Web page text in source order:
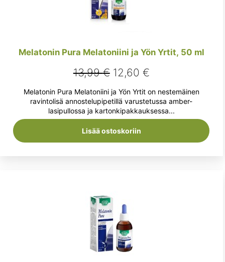
Melatonin Pura Melatoniini ja Yön Yrtit, 50 ml
13,99€ Alkuperäinen
hinta
oli:
13,99 €.
12,60 €Nykyinen
hinta
on:
12,60 €.
Melatonin Pura Melatoniini ja Yön Yrtit on nestemäinen
ravintolisä annostelupipetillä varustetussa amber-
lasipullossa ja kartonkipakkauksessa...
Lisää ostoskoriin